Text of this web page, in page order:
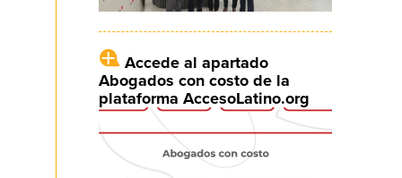
Accede al apartado
Abogados con costo de la
plataforma AccesoLatino.org